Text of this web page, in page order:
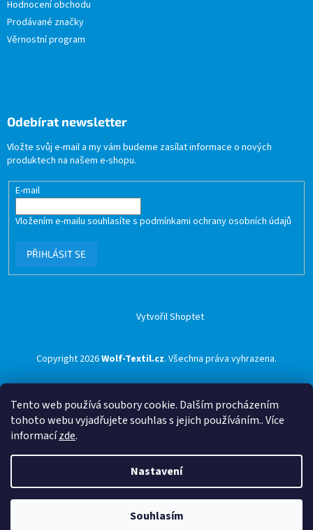
Tento web používá soubory cookie. Dalším procházením
tohoto webu vyjadřujete souhlas s jejich používáním.. Více
informacízde.
Nastavení
Souhlasím
Hodnocení obchodu
Prodávané značky
Věrnostní program
Odebírat newsletter
Vložte svůj e-mail a my vám budeme zasílat informace o nových
produktech na našem e-shopu.
E-mail
Vložením e-mailu souhlasíte s podmínkami ochrany osobních údajů
PŘIHLÁSIT SE
Vytvořil Shoptet
Copyright 2026Wolf-Textil.cz. Všechna práva vyhrazena.